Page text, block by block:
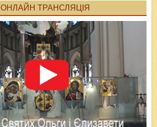
ОНЛАЙН ТРАНСЛЯЦІЯ